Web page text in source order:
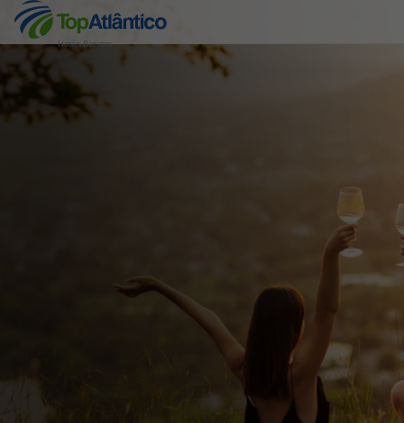
Hotéis Baratos
Destinos
Pacotes de Férias